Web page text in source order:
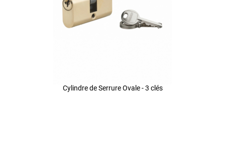
Cylindre de Serrure Ovale - 3 clés